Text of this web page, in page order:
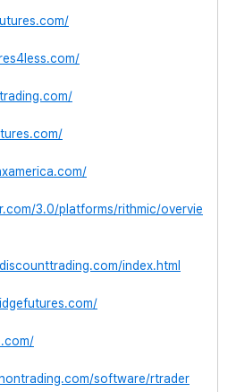
3.0/platforms/rithmic/overvie
index.html
software/rtrader